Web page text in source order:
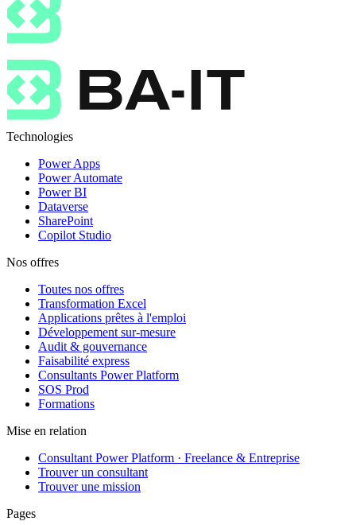
Technologies
Power Apps
Power Automate
Power BI
Dataverse
SharePoint
Copilot Studio
Nos offres
Toutes nos offres
Transformation Excel
Applications prêtes à l'emploi
Développement sur-mesure
Audit & gouvernance
Faisabilité express
Consultants Power Platform
SOS Prod
Formations
Mise en relation
Consultant Power Platform · Freelance & Entreprise
Trouver un consultant
Trouver une mission
Pages